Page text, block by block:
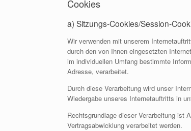
Cookies
a) Sitzungs-Cookies/Session-
Wir verwenden mit unserem
durch den von Ihnen eingesetzten
im individuellen Umfang bestimmte
Adresse, verarbeitet.
Durch diese Verarbeitung wird unser
Wiedergabe unseres Internetauftritts in
Rechtsgrundlage dieser Verarbeitung ist
Vertragsabwicklung verarbeitet werden.